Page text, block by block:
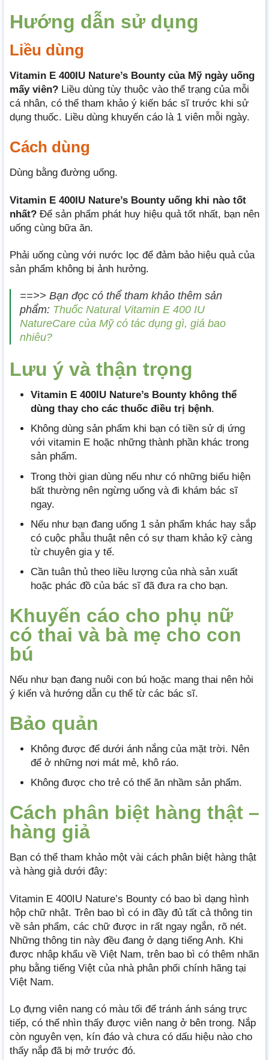
Hướng dẫn sử dụng
Liều dùng
Vitamin E 400IU Nature’s Bounty của Mỹ ngày uống
mấy viên? Liều dùng tùy thuộc vào thể trạng của mỗi
cá nhân, có thể tham khảo ý kiến bác sĩ trước khi sử
dụng thuốc. Liều dùng khuyến cáo là 1 viên mỗi ngày.
Cách dùng
Dùng bằng đường uống.
Vitamin E 400IU Nature’s Bounty uống khi nào tốt
nhất? Để sản phẩm phát huy hiệu quả tốt nhất, bạn nên
uống cùng bữa ăn.
Phải uống cùng với nước lọc để đảm bảo hiệu quả của
sản phẩm không bị ảnh hưởng.
==>> Bạn đọc có thể tham khảo thêm sản
phẩm: Thuốc Natural Vitamin E 400 IU
NatureCare của Mỹ có tác dụng gì, giá bao
nhiêu?
Lưu ý và thận trọng
Vitamin E 400IU Nature’s Bounty không thể
dùng thay cho các thuốc điều trị bệnh.
Không dùng sản phẩm khi bạn có tiền sử dị ứng
với vitamin E hoặc những thành phần khác trong
sản phẩm.
Trong thời gian dùng nếu như có những biểu hiện
bất thường nên ngừng uống và đi khám bác sĩ
ngay.
Nếu như bạn đang uống 1 sản phẩm khác hay sắp
có cuộc phẫu thuật nên có sự tham khảo kỹ càng
từ chuyên gia y tế.
Cần tuân thủ theo liều lượng của nhà sản xuất
hoặc phác đồ của bác sĩ đã đưa ra cho bạn.
Khuyến cáo cho phụ nữ
có thai và bà mẹ cho con
bú
Nếu như bạn đang nuôi con bú hoặc mang thai nên hỏi
ý kiến và hướng dẫn cụ thể từ các bác sĩ.
Bảo quản
Không được để dưới ánh nắng của mặt trời. Nên
để ở những nơi mát mẻ, khô ráo.
Không được cho trẻ có thể ăn nhầm sản phẩm.
Cách phân biệt hàng thật –
hàng giả
Bạn có thể tham khảo một vài cách phân biệt hàng thật
và hàng giả dưới đây:
Vitamin E 400IU Nature’s Bounty có bao bì dạng hình
hộp chữ nhật. Trên bao bì có in đầy đủ tất cả thông tin
về sản phẩm, các chữ được in rất ngay ngắn, rõ nét.
Những thông tin này đều đang ở dạng tiếng Anh. Khi
được nhập khẩu về Việt Nam, trên bao bì có thêm nhãn
phụ bằng tiếng Việt của nhà phân phối chính hãng tại
Việt Nam.
Lọ đựng viên nang có màu tối để tránh ánh sáng trực
tiếp, có thể nhìn thấy được viên nang ở bên trong. Nắp
còn nguyên vẹn, kín đáo và chưa có dấu hiệu nào cho
thấy nắp đã bị mở trước đó.